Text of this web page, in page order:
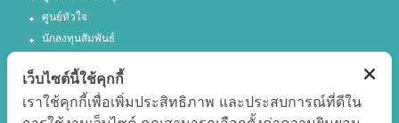
ศูนย์หัวใจ
นักลงทุนสัมพันธ์
เว็บไซต์นี้ใช้คุกกี้
เราใช้คุกกี้เพื่อเพิ่มประสิทธิภาพ และประสบการณ์ที่ดีใน